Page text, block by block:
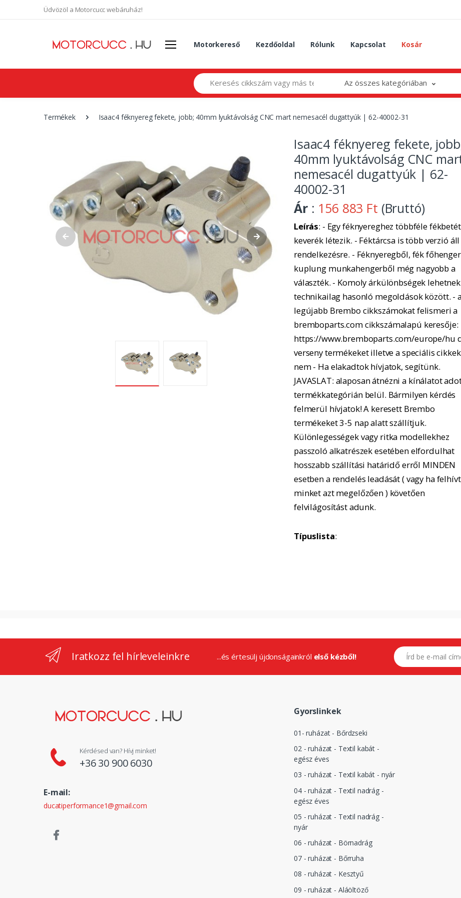
Üdvözöl a Motorcucc webáruház!
Motorkereső Kezdőoldal Rólunk Kapcsolat Kosár
Search Az összes kategóriában
Termékek Isaac4 féknyereg fekete, jobb; 40mm lyuktávolság CNC mart nemesacél dugattyúk | 62-40002-31
Isaac4 féknyereg fekete,
40mm lyuktávolság CNC
nemesacél dugattyúk | 62-
40002-31
Ár : 156 883 Ft (Bruttó)
Leírás: - Egy féknyereghez többféle
keverék létezik. - Féktárcsa is több verzió áll
rendelkezésre. - Féknyeregből, fék
kuplung munkahengerből még nagyobb a
választék. - Komoly árkülönbségek lehetnek
technikailag hasonló megoldások között. -
legújabb Brembo cikkszámokat felismeri a
bremboparts.com cikkszámalapú keresője:
https://www.bremboparts.com/europe/hu
verseny termékeket illetve a speciális
nem - Ha elakadtok hívjatok, segítünk.
JAVASLAT: alaposan átnézni a kínálatot
termékkategórián belül. Bármilyen kérdés
felmerül hívjatok! A keresett Brembo
termékeket 3-5 nap alatt szállítjuk.
Különlegességek vagy ritka modellekhez
passzoló alkatrészek esetében elfordulhat
hosszabb szállítási határidő erről MINDEN
esetben a rendelés leadását ( vagy ha
minket azt megelőzően ) követően
felvilágosítást adunk.
Típuslista:
Iratkozz fel hírleveleinkre ...és értesülj újdonságainkról első kézből!
E-mail címed
Kérdésed van? Hívj minket!
+36 30 900 6030
E-mail:
ducatiperformance1@gmail.com
Gyorslinkek
01- ruházat - Bőrdzseki
02 - ruházat - Textil kabát -
egész éves
03 - ruházat - Textil kabát - nyár
04 - ruházat - Textil nadrág -
egész éves
05 - ruházat - Textil nadrág -
nyár
06 - ruházat - Börnadrág
07 - ruházat - Bőrruha
08 - ruházat - Kesztyű
09 - ruházat - Aláöltöző